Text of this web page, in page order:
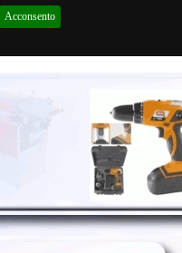
Acconsento